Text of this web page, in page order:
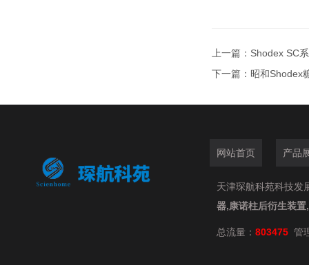
上一篇： Shodex SC
下一篇： 昭和Shodex
网站首页 产品
天津琛航科苑科技发
器,康诺柱后衍生装
总流量： 803475 管